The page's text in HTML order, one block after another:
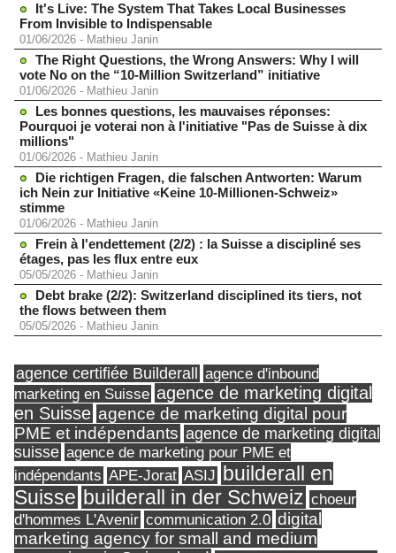
It's Live: The System That Takes Local Businesses
From Invisible to Indispensable
01/06/2026 - Mathieu Janin
The Right Questions, the Wrong Answers: Why I will
vote No on the “10-Million Switzerland” initiative
01/06/2026 - Mathieu Janin
Les bonnes questions, les mauvaises réponses:
Pourquoi je voterai non à l'initiative "Pas de Suisse à dix
millions"
01/06/2026 - Mathieu Janin
Die richtigen Fragen, die falschen Antworten: Warum
ich Nein zur Initiative «Keine 10-Millionen-Schweiz»
stimme
01/06/2026 - Mathieu Janin
Frein à l'endettement (2/2) : la Suisse a discipliné ses
étages, pas les flux entre eux
05/05/2026 - Mathieu Janin
Debt brake (2/2): Switzerland disciplined its tiers, not
the flows between them
05/05/2026 - Mathieu Janin
agence certifiée Builderall
agence d'inbound
marketing en Suisse agence de marketing digital
en Suisse agence de marketing digital pour
PME et indépendants agence de marketing digital
suisse agence de marketing pour PME et
indépendants APE-Jorat ASIJ builderall en
Suisse builderall in der Schweiz choeur
d'hommes L'Avenir communication 2.0 digital
marketing agency for small and medium